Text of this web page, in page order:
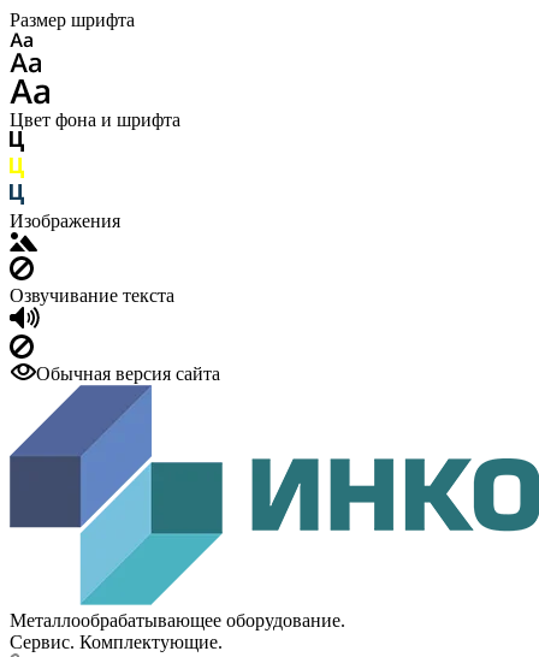
Размер шрифта
Цвет фона и шрифта
Изображения
Озвучивание текста
Обычная версия сайта
Металлообрабатывающее оборудование.
Сервис. Комплектующие.